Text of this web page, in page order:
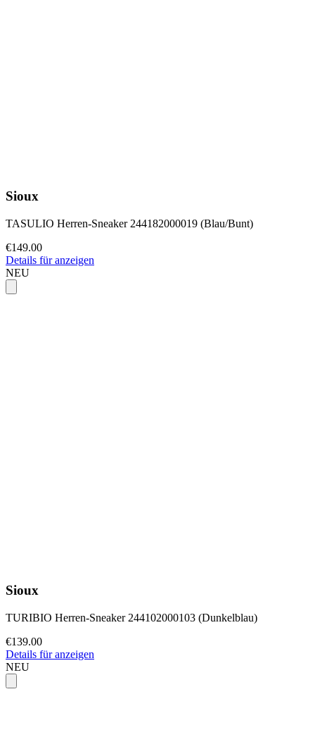
Sioux
TASULIO Herren-Sneaker 244182000019 (Blau/Bunt)
€149.00
Details für anzeigen
NEU
Sioux
TURIBIO Herren-Sneaker 244102000103 (Dunkelblau)
€139.00
Details für anzeigen
NEU